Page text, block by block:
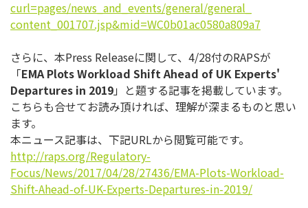
curl=pages/news_and_ events/general/general_
content_001707.jsp&mid=WC0b01ac0580a809a7
さらに、本Press Releaseに関して、4/28付のRAPSが
「EMA Plots Workload Shift Ahead of UK Experts'
Departures in 2019」と題する記事を掲載しています。
こちらも合せてお読み頂ければ、理解が深まるものと思い
ます。
本ニュース記事は、下記URLから閲覧可能です。
http://raps.org/Regulatory-
Focus/News/2017/04/28/27436/EMA-Plots-Workload-
Shift-Ahead-of-UK-Experts-Departures-in-2019/